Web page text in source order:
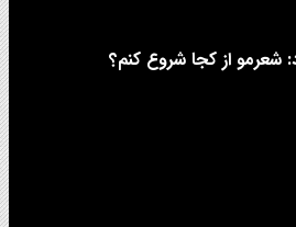
شعرمو از کجا شروع کنم؟